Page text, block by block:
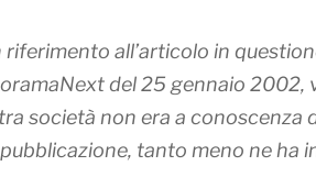
riferimento all’articolo in
del 25 gennaio 2002,
società non era a conoscenza
tanto meno ne ha